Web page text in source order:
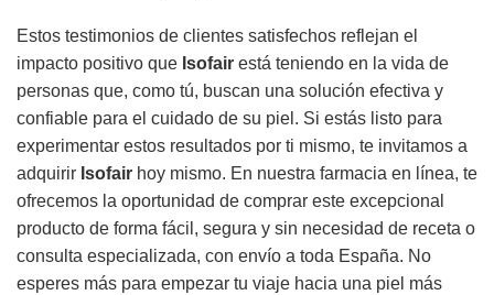
Estos testimonios de clientes satisfechos reflejan el
impacto positivo que Isofair está teniendo en la vida de
personas que, como tú, buscan una solución efectiva y
confiable para el cuidado de su piel. Si estás listo para
experimentar estos resultados por ti mismo, te invitamos a
adquirir Isofair hoy mismo. En nuestra farmacia en línea, te
ofrecemos la oportunidad de comprar este excepcional
producto de forma fácil, segura y sin necesidad de receta o
consulta especializada, con envío a toda España. No
esperes más para empezar tu viaje hacia una piel más